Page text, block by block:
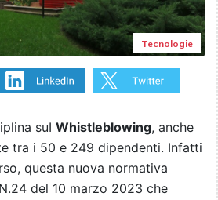
Tecnologie
suI Whistleblowing, anche
tra i 50 e 249 dipendenti. Infatti
questa nuova normativa
del 10 marzo 2023 che